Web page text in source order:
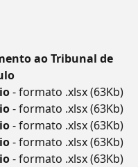
ao Tribunal de
- formato .xlsx (63Kb)
- formato .xlsx (63Kb)
- formato .xlsx (63Kb)
- formato .xlsx (63Kb)
- formato .xlsx (63Kb)